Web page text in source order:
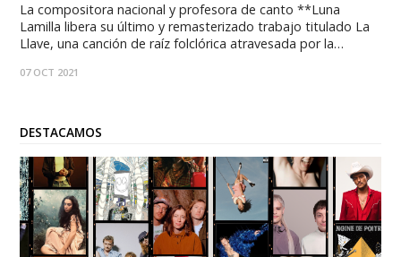
La compositora nacional y profesora de canto **Luna
Lamilla libera su último y remasterizado trabajo titulado La
Llave, una canción de raíz folclórica atravesada por la
protagonista charango con pedal eléctrico es una invitación
07 OCT 2021
DESTACAMOS